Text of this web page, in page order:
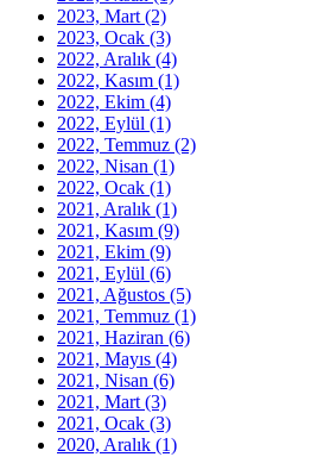
2023, Mart (2)
2023, Ocak (3)
2022, Aralık (4)
2022, Kasım (1)
2022, Ekim (4)
2022, Eylül (1)
2022, Temmuz (2)
2022, Nisan (1)
2022, Ocak (1)
2021, Aralık (1)
2021, Kasım (9)
2021, Ekim (9)
2021, Eylül (6)
2021, Ağustos (5)
2021, Temmuz (1)
2021, Haziran (6)
2021, Mayıs (4)
2021, Nisan (6)
2021, Mart (3)
2021, Ocak (3)
2020, Aralık (1)